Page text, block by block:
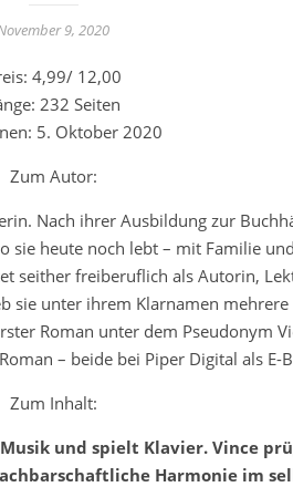
9, 2020
4,99/ 12,00
232 Seiten
5. Oktober 2020
Zum Autor:
Nach ihrer Ausbildung zur
sie heute noch lebt – mit Familie
seither freiberuflich als Autorin,
sie unter ihrem Klarnamen
Roman unter dem Pseudonym
– beide bei Piper Digital als E-
Zum Inhalt:
und spielt Klavier. Vince
Harmonie im